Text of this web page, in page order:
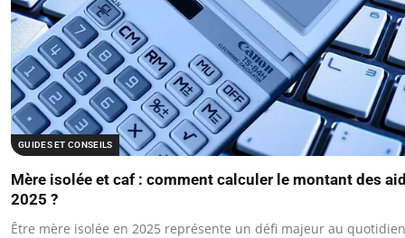
GUIDES ET CONSEILS
Mère isolée et caf : comment calculer le montant des
2025 ?
Être mère isolée en 2025 représente un défi majeur au